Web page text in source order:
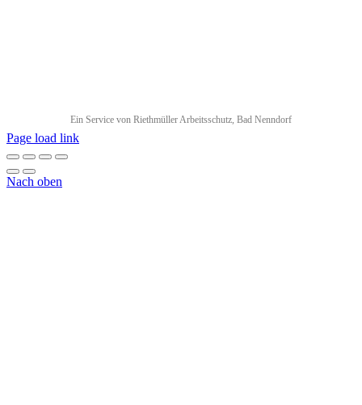
Ein Service von Riethmüller Arbeitsschutz, Bad Nenndorf
Page load link
Nach oben